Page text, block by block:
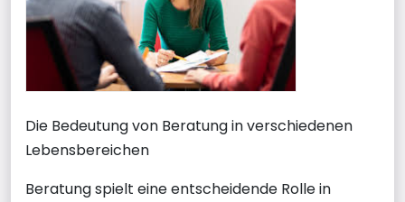
Die Bedeutung von Beratung in verschiedenen
Lebensbereichen
Beratung spielt eine entscheidende Rolle in